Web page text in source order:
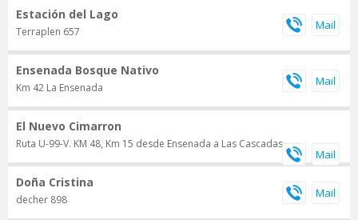
Estación del Lago
Terraplen 657
Ensenada Bosque Nativo
Km 42 La Ensenada
El Nuevo Cimarron
Ruta U-99-V. KM 48, Km 15 desde Ensenada a Las Cascadas
Doña Cristina
decher 898